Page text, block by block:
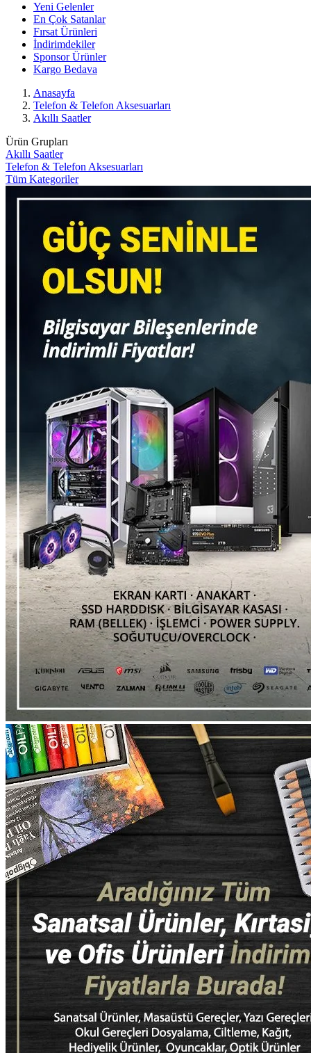
Yeni Gelenler
En Çok Satanlar
Fırsat Ürünleri
İndirimdekiler
Sponsor Ürünler
Kargo Bedava
Anasayfa
Telefon & Telefon Aksesuarları
Akıllı Saatler
Ürün Grupları
Akıllı Saatler
Telefon & Telefon Aksesuarları
Tüm Kategoriler